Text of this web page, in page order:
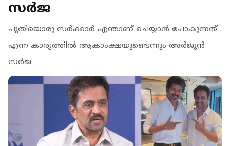
സര്‍ജ
പുതിയൊരു സര്‍ക്കാര്‍ എന്താണ് ചെയ്യാന്‍ പോകുന്നത്
എന്ന കാര്യത്തില്‍ ആകാംക്ഷയുണ്ടെന്നും അര്‍ജുന്‍
സര്‍ജ